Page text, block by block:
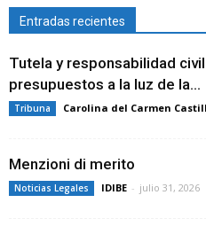
Entradas recientes
Tutela y responsabilidad
presupuestos a la luz de la...
Tribuna Carolina del Carmen
Menzioni di merito
Noticias Legales IDIBE - julio 31, 2026